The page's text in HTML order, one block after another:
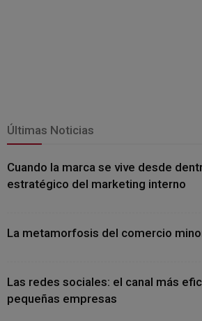
Últimas Noticias
Cuando la marca se vive desde
estratégico del marketing interno
La metamorfosis del comercio
Las redes sociales: el canal más
pequeñas empresas